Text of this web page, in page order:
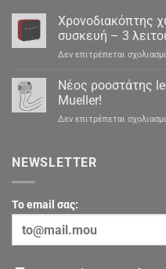
Χρονοδιακόπτης
συσκευή – 3
Δεν επιτρέπεται
Νέος ροοστάτης
Mueller!
Δεν επιτρέπεται
NEWSLETTER
To email σας: